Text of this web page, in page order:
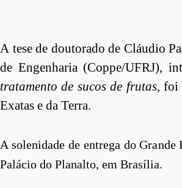
A tese de doutorado de Cláudio
de Engenharia (Coppe/UFRJ),
tratamento de sucos de frutas, foi
Exatas e da Terra.
A solenidade de entrega do
Palácio do Planalto, em Brasília.